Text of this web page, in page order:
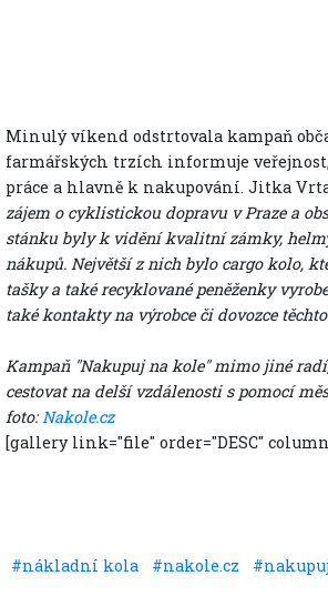
Minulý víkend odstrtovala kampaň
farmářských trzích informuje
práce a hlavně k nakupování. Jitka
zájem o cyklistickou dopravu v Praze a
stánku byly k vidění kvalitní zámky,
nákupů. Největší z nich bylo cargo kolo,
tašky a také recyklované peněženky
také kontakty na výrobce či dovozce
Kampaň "Nakupuj na kole" mimo jiné
cestovat na delší vzdálenosti s pomocí
foto:Nakole.cz
[gallery link="file" order="DESC"
#nákladní kola #nakole.cz